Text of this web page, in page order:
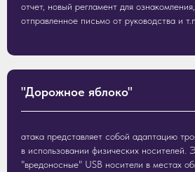
отчет, новый регламент для
отправленное письмо от руководства и
"Дорожное яблоко"
атака представляет собой адаптацию
в использовании физических носителей.
"вредоносные" USB носители в местах